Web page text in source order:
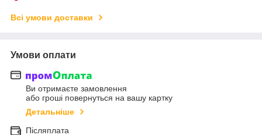
Всі умови доставки
Умови оплати
Ви отримаєте замовлення
або гроші повернуться на вашу картку
Детальніше
Післяплата